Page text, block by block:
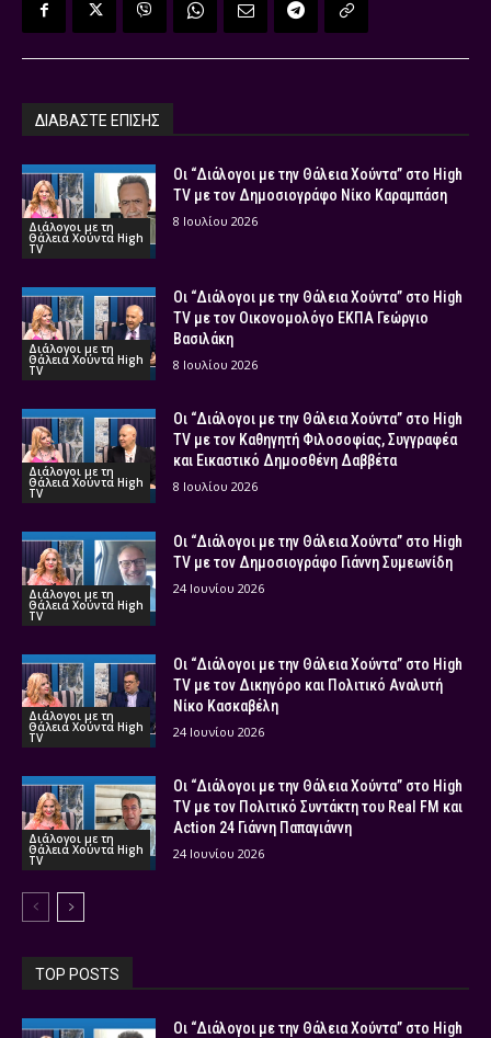
ΔΙΑΒΑΣΤΕ ΕΠΙΣΗΣ
Διάλογοι με τη
Θάλεια Χούντα High
TV
Οι “Διάλογοι με την Θάλεια Χούντα” στο High
TV με τον Δημοσιογράφο Νίκο Καραμπάση
8 Ιουλίου 2026
Διάλογοι με τη
Θάλεια Χούντα High
TV
Οι “Διάλογοι με την Θάλεια Χούντα” στο High
TV με τον Οικονομολόγο ΕΚΠΑ Γεώργιο
Βασιλάκη
8 Ιουλίου 2026
Διάλογοι με τη
Θάλεια Χούντα High
TV
Οι “Διάλογοι με την Θάλεια Χούντα” στο High
TV με τον Καθηγητή Φιλοσοφίας, Συγγραφέα
και Εικαστικό Δημοσθένη Δαββέτα
8 Ιουλίου 2026
Διάλογοι με τη
Θάλεια Χούντα High
TV
Οι “Διάλογοι με την Θάλεια Χούντα” στο High
TV με τον Δημοσιογράφο Γιάννη Συμεωνίδη
24 Ιουνίου 2026
Διάλογοι με τη
Θάλεια Χούντα High
TV
Οι “Διάλογοι με την Θάλεια Χούντα” στο High
TV με τον Δικηγόρο και Πολιτικό Αναλυτή
Νίκο Κασκαβέλη
24 Ιουνίου 2026
Διάλογοι με τη
Θάλεια Χούντα High
TV
Οι “Διάλογοι με την Θάλεια Χούντα” στο High
TV με τον Πολιτικό Συντάκτη του Real FM και
Action 24 Γιάννη Παπαγιάννη
24 Ιουνίου 2026
TOP POSTS
Οι “Διάλογοι με την Θάλεια Χούντα” στο High